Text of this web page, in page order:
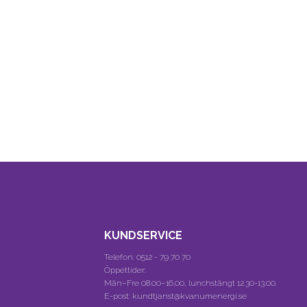
KUNDSERVICE
Telefon:0512 - 79 70 70
Öppettider:
Mån–Fre 08.00–16.00, lunchstängt 12.30-13.00.
E-post: kundtjanst@kvanumenergi.se